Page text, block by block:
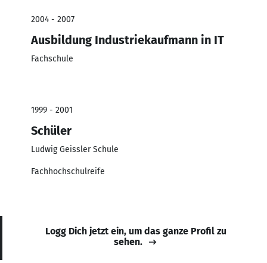
2004 - 2007
Ausbildung Industriekaufmann in IT
Fachschule
1999 - 2001
Schüler
Ludwig Geissler Schule
Fachhochschulreife
Logg Dich jetzt ein, um das ganze Profil zu
sehen.